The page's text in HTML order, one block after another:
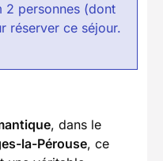
2 personnes (dont
réserver ce séjour.
, dans le
la-Pérouse, ce